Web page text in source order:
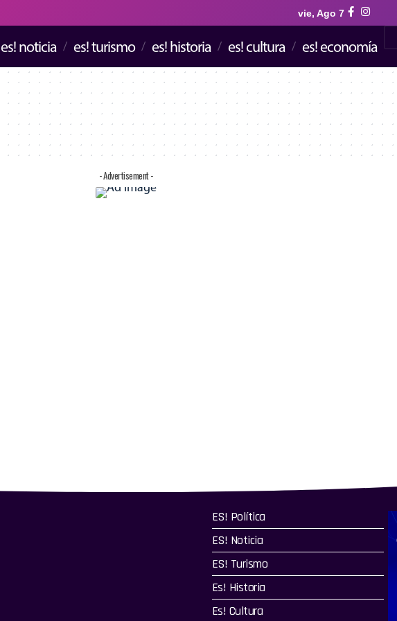
vie, Ago 7
es! noticia es! turismo es! historia es! cultura es! economía
- Advertisement -
ES! Política
ES! Noticia
ES! Turismo
Es! Historia
Es! Cultura